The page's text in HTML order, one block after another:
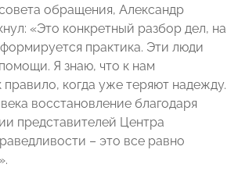
обращения, Александр
«Это конкретный разбор дел, на
практика. Эти люди
Я знаю, что к нам
когда уже теряют надежду.
восстановление благодаря
представителей Центра
– это все равно